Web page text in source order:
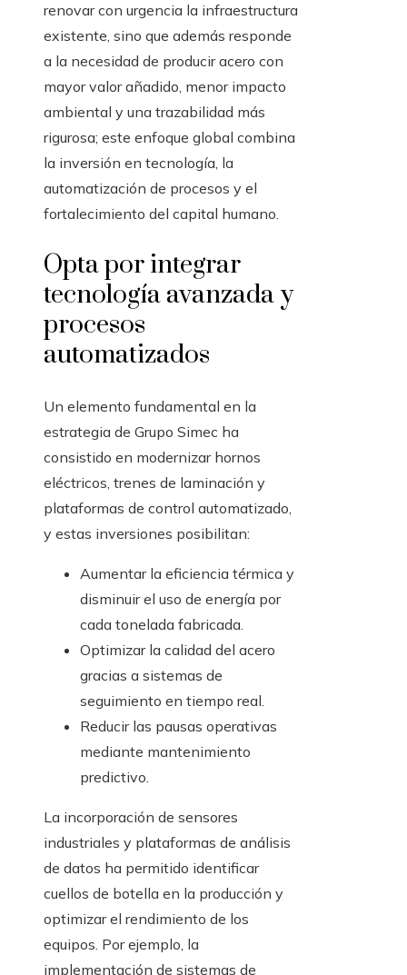
renovar con urgencia la infraestructura
existente, sino que además responde
a la necesidad de producir acero con
mayor valor añadido, menor impacto
ambiental y una trazabilidad más
rigurosa; este enfoque global combina
la inversión en tecnología, la
automatización de procesos y el
fortalecimiento del capital humano.
Opta por integrar
tecnología avanzada y
procesos
automatizados
Un elemento fundamental en la
estrategia de Grupo Simec ha
consistido en modernizar hornos
eléctricos, trenes de laminación y
plataformas de control automatizado,
y estas inversiones posibilitan:
Aumentar la eficiencia térmica y
disminuir el uso de energía por
cada tonelada fabricada.
Optimizar la calidad del acero
gracias a sistemas de
seguimiento en tiempo real.
Reducir las pausas operativas
mediante mantenimiento
predictivo.
La incorporación de sensores
industriales y plataformas de análisis
de datos ha permitido identificar
cuellos de botella en la producción y
optimizar el rendimiento de los
equipos. Por ejemplo, la
implementación de sistemas de